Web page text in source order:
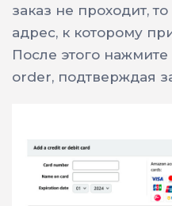
заказ не проходит,
адрес, к которому
После этого
order, подтверждая